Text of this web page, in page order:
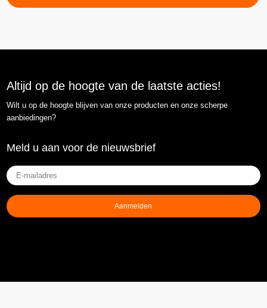
Altijd op de hoogte van de laatste acties!
Wilt u op de hoogte blijven van onze producten en onze scherpe
aanbiedingen?
Meld u aan voor de nieuwsbrief
E-
mailadres(Vereist)
Aanmelden